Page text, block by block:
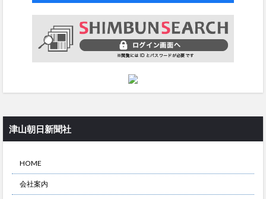
津山朝日新聞社
HOME
会社案内